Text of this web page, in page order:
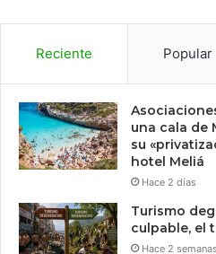
Reciente Popular
una cala de
su
hotel Meliá
Hace 2 días
Turismo
culpable, el
Hace 2 semanas